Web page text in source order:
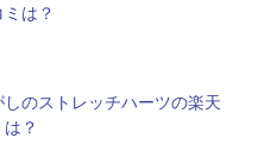
は？
のストレッチハーツの楽天
？